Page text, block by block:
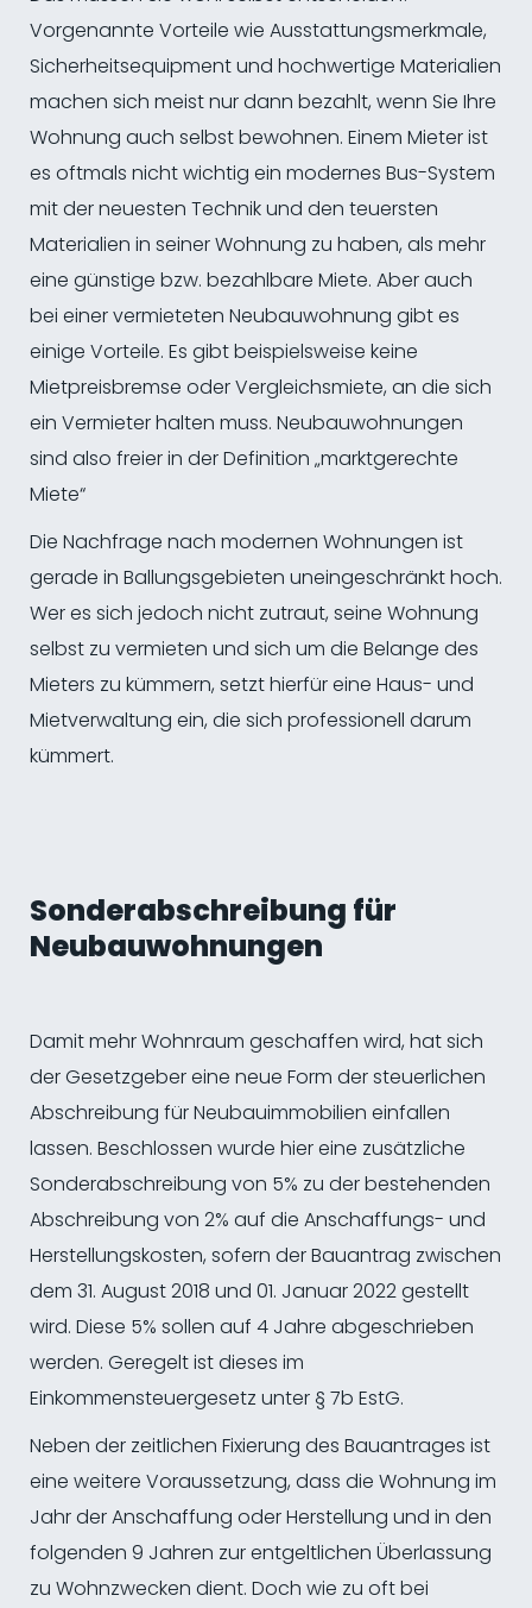
Vorgenannte Vorteile wie Ausstattungsmerkmale,
Sicherheitsequipment und hochwertige Materialien
machen sich meist nur dann bezahlt, wenn Sie Ihre
Wohnung auch selbst bewohnen. Einem Mieter ist
es oftmals nicht wichtig ein modernes Bus-System
mit der neuesten Technik und den teuersten
Materialien in seiner Wohnung zu haben, als mehr
eine günstige bzw. bezahlbare Miete. Aber auch
bei einer vermieteten Neubauwohnung gibt es
einige Vorteile. Es gibt beispielsweise keine
Mietpreisbremse oder Vergleichsmiete, an die sich
ein Vermieter halten muss. Neubauwohnungen
sind also freier in der Definition „marktgerechte
Miete“
Die Nachfrage nach modernen Wohnungen ist
gerade in Ballungsgebieten uneingeschränkt hoch.
Wer es sich jedoch nicht zutraut, seine Wohnung
selbst zu vermieten und sich um die Belange des
Mieters zu kümmern, setzt hierfür eine Haus- und
Mietverwaltung ein, die sich professionell darum
kümmert.
Sonderabschreibung für
Neubauwohnungen
Damit mehr Wohnraum geschaffen wird, hat sich
der Gesetzgeber eine neue Form der steuerlichen
Abschreibung für Neubauimmobilien einfallen
lassen. Beschlossen wurde hier eine zusätzliche
Sonderabschreibung von 5% zu der bestehenden
Abschreibung von 2% auf die Anschaffungs- und
Herstellungskosten, sofern der Bauantrag zwischen
dem 31. August 2018 und 01. Januar 2022 gestellt
wird. Diese 5% sollen auf 4 Jahre abgeschrieben
werden. Geregelt ist dieses im
Einkommensteuergesetz unter § 7b EstG.
Neben der zeitlichen Fixierung des Bauantrages ist
eine weitere Voraussetzung, dass die Wohnung im
Jahr der Anschaffung oder Herstellung und in den
folgenden 9 Jahren zur entgeltlichen Überlassung
zu Wohnzwecken dient. Doch wie zu oft bei